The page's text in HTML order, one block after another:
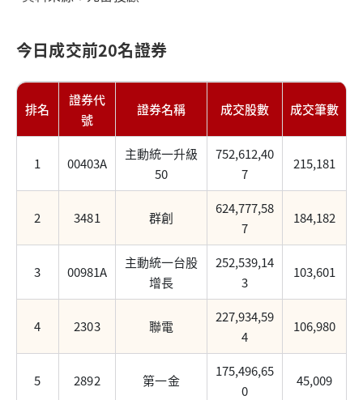
今日成交前20名證券
排名
證券代
號
證券名稱 成交股數 成交筆數
1 00403A
主動統一升級
50
752,612,40
7
215,181
2 3481 群創
624,777,58
7
184,182
3 00981A
主動統一台股
增長
252,539,14
3
103,601
4 2303 聯電
227,934,59
4
106,980
5 2892 第一金
175,496,65
0
45,009